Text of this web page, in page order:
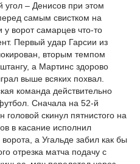
– Денисов при этом
самым свистком на
ворот самарцев что-то
Первый удар Гарсии из
вторым темпом
а Мартинс здорово
выше всяких похвал.
команда действительно
Сначала на 52-й
скинул пятнистого на
в касание исполнил
а Угальде забил как бы
отрезка матча подачу с